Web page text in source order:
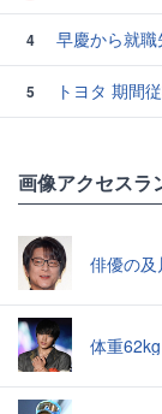
4 早慶から就
5
トヨタ 期間
画像アクセスラ
俳優の
体重